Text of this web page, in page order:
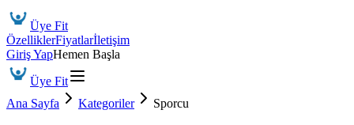
Üye Fit
ÖzelliklerFiyatlarİletişim
Giriş YapHemen Başla
Üye Fit
Ana Sayfa
Kategoriler Sporcu